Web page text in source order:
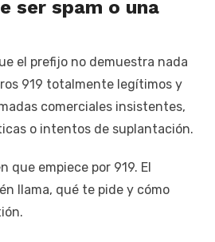
ser spam o una
el prefijo no demuestra nada
919 totalmente legítimos y
comerciales insistentes,
o intentos de suplantación.
que empiece por 919. El
llama, qué te pide y cómo